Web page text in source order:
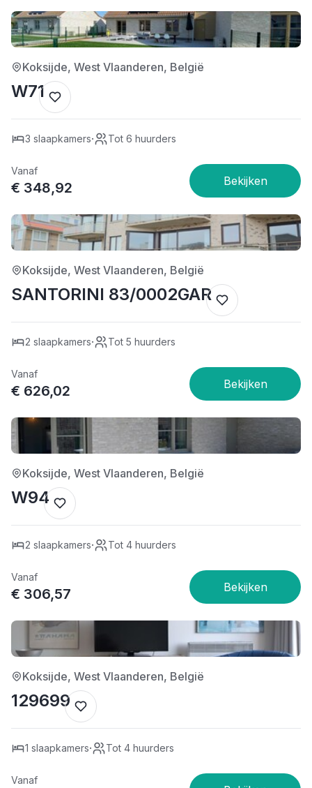
4/5
Koksijde, West Vlaanderen, België
W71
3 slaapkamers· Tot 6 huurders
Vanaf
€ 348,92
4/5
Koksijde, West Vlaanderen, België
SANTORINI 83/0002GAR
2 slaapkamers· Tot 5 huurders
Vanaf
€ 626,02
4/5
Koksijde, West Vlaanderen, België
W94
2 slaapkamers· Tot 4 huurders
Vanaf
€ 306,57
1/5
Koksijde, West Vlaanderen, België
129699
1 slaapkamers· Tot 4 huurders
Vanaf